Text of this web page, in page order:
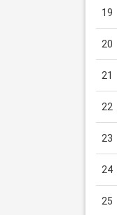
19
20
21
22
23
24
25